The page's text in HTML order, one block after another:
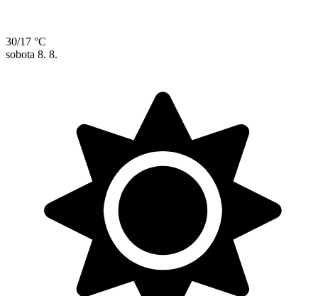
30/17 °C
sobota 8. 8.